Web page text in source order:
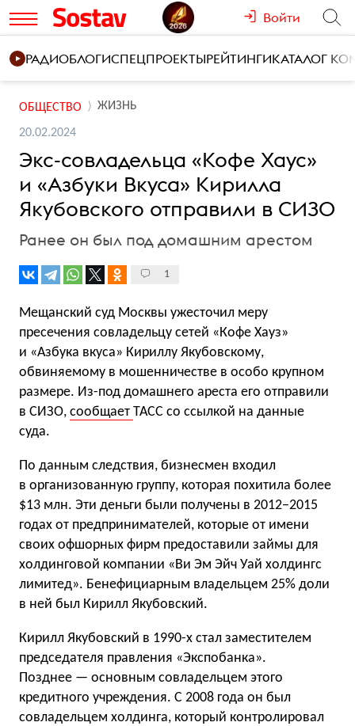
Войти
РАДИОБЛОГИСПЕЦПРОЕКТЫРЕЙТИНГИКАТАЛОГ
ОБЩЕСТВО ЖИЗНЬ
20.02.2024
Экс-совладельца «Кофе Хаус»
и «Азбуки Вкуса» Кирилла
Якубовского отправили в СИЗО
Ранее он был под домашним арестом
1
Мещанский суд Москвы ужесточил меру
пресечения совладельцу сетей «Кофе Хауз»
и «Азбука вкуса» Кириллу Якубовскому,
обвиняемому в мошенничестве в особо крупном
размере. Из-под домашнего ареста его отправили
в СИЗО, сообщает ТАСС со ссылкой на данные
суда.
По данным следствия, бизнесмен входил
в организованную группу, которая похитила более
$13 млн. Эти деньги были получены в 2012−2015
годах от предпринимателей, которые от имени
своих офшорных фирм предоставили займы для
холдинговой компании «Ви Эм Эйч Уай холдингс
лимитед». Бенефициарным владельцем 25% доли
в ней был Кирилл Якубовский.
Кирилл Якубовский в 1990-х стал заместителем
председателя правления «Экспобанка».
Позднее — основным совладельцем этого
кредитного учреждения. С 2008 года он был
совладельцем холдинга, который контролировал